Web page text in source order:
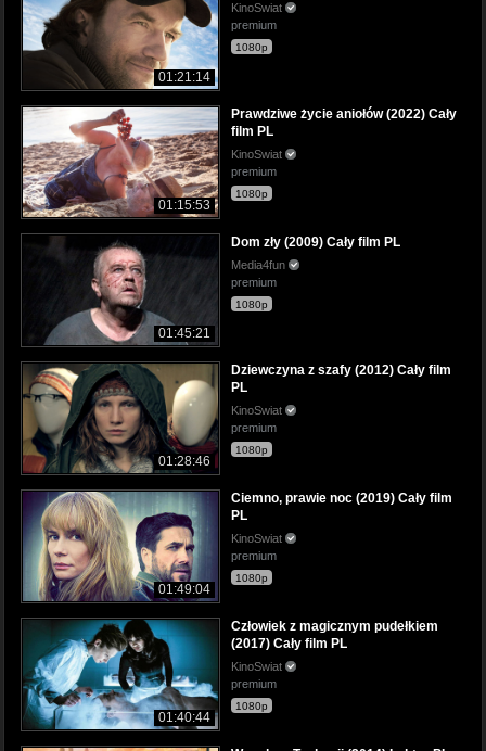
01:21:14
KinoSwiat
premium
1080p
01:15:53
Prawdziwe życie aniołów (2022) Cały
film PL
KinoSwiat
premium
1080p
01:45:21
Dom zły (2009) Cały film PL
Media4fun
premium
1080p
01:28:46
Dziewczyna z szafy (2012) Cały film
PL
KinoSwiat
premium
1080p
01:49:04
Ciemno, prawie noc (2019) Cały film
PL
KinoSwiat
premium
1080p
01:40:44
Człowiek z magicznym pudełkiem
(2017) Cały film PL
KinoSwiat
premium
1080p